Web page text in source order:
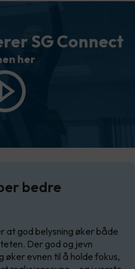
SG Connect
her
bedre
at god belysning øker både
Der god og jevn
øker evnen til å holde fokus,